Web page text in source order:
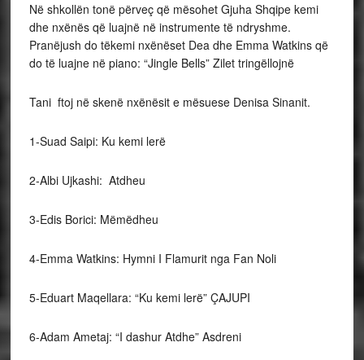
Në shkollën tonë përveç që mësohet Gjuha Shqipe kemi
dhe nxënës që luajnë në instrumente të ndryshme.
Pranëjush do tëkemi nxënëset Dea dhe Emma Watkins që
do të luajne në piano: “Jingle Bells” Zilet tringëllojnë
Tani ftoj në skenë nxënësit e mësuese Denisa Sinanit.
1-Suad Saipi: Ku kemi lerë
2-Albi Ujkashi: Atdheu
3-Edis Borici: Mëmëdheu
4-Emma Watkins: Hymni I Flamurit nga Fan Noli
5-Eduart Maqellara: “Ku kemi lerë” ÇAJUPI
6-Adam Ametaj: “I dashur Atdhe” Asdreni